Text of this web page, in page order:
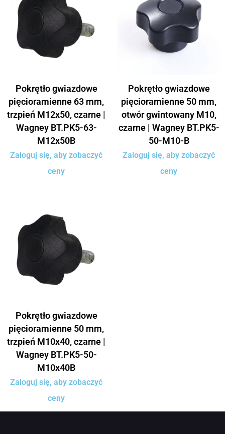
Pokrętło gwiazdowe
pięcioramienne 63 mm,
trzpień M12x50, czarne |
Wagney BT.PK5-63-
M12x50B
Zaloguj się, aby zobaczyć
ceny
Pokrętło gwiazdowe
pięcioramienne 50 mm,
otwór gwintowany M10,
czarne | Wagney BT.PK5-
50-M10-B
Zaloguj się, aby zobaczyć
ceny
Pokrętło gwiazdowe
pięcioramienne 50 mm,
trzpień M10x40, czarne |
Wagney BT.PK5-50-
M10x40B
Zaloguj się, aby zobaczyć
ceny